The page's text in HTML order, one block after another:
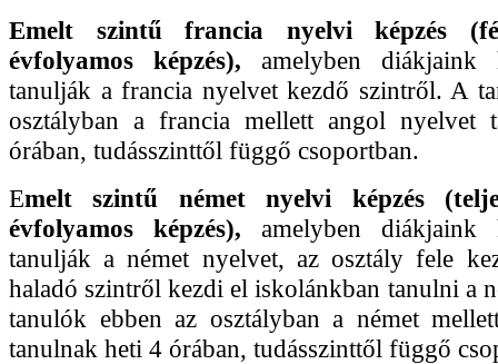
Emelt szintű francia nyelvi képzés
évfolyamos képzés), amelyben
tanulják a francia nyelvet kezdő szintről. A
osztályban a francia mellett angol nyelvet
órában, tudásszinttől függő csoportban.
Emelt szintű német nyelvi képzés
évfolyamos képzés), amelyben
tanulják a német nyelvet, az osztály fele
haladó szintről kezdi el iskolánkban tanulni a
tanulók ebben az osztályban a német
tanulnak heti 4 órában, tudásszinttől függő